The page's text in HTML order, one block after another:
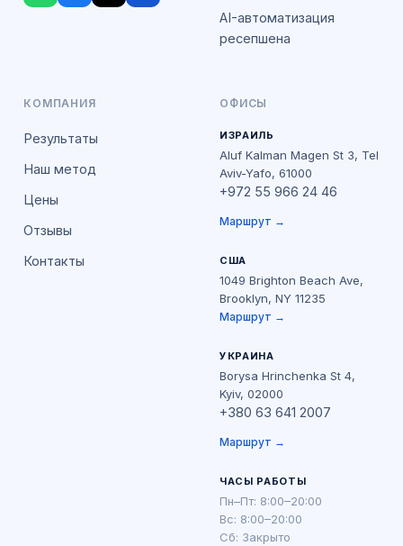
AI-автоматизация
ресепшена
КОМПАНИЯ
Результаты
Наш метод
Цены
Отзывы
Контакты
ОФИСЫ
ИЗРАИЛЬ
Aluf Kalman Magen St 3, Tel
Aviv-Yafo, 61000
+972 55 966 24 46
Маршрут →
США
1049 Brighton Beach Ave,
Brooklyn, NY 11235
Маршрут →
УКРАИНА
Borysa Hrinchenka St 4,
Kyiv, 02000
+380 63 641 2007
Маршрут →
ЧАСЫ РАБОТЫ
Пн–Пт: 8:00–20:00
Вс: 8:00–20:00
Сб: Закрыто